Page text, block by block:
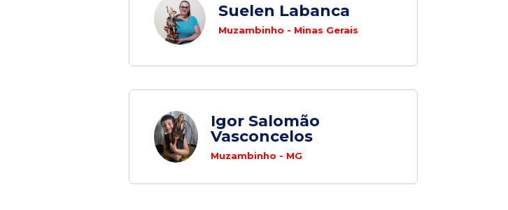
Suelen Labanca
Muzambinho - Minas Gerais
Igor Salomão
Vasconcelos
Muzambinho - MG